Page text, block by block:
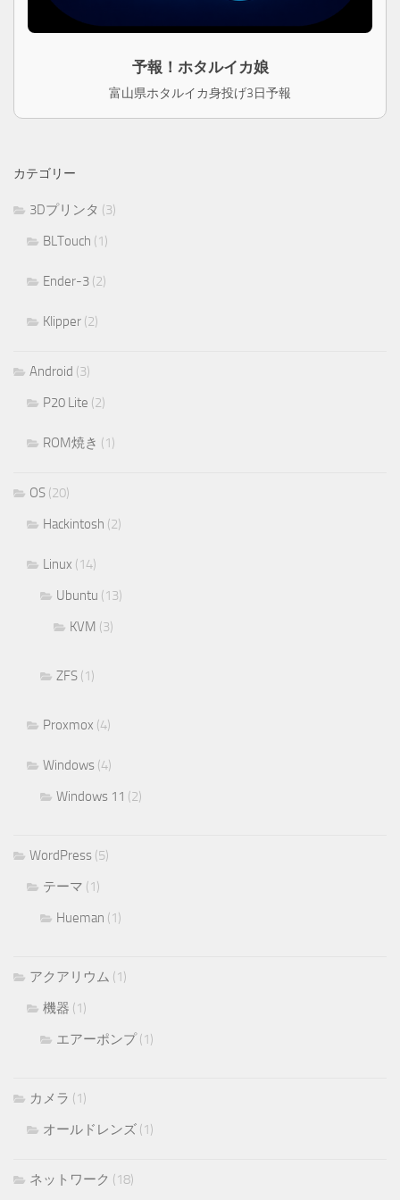
予報！ホタルイカ娘
富山県ホタルイカ身投げ3日予報
カテゴリー
3Dプリンタ (3)
BLTouch (1)
Ender-3 (2)
Klipper (2)
Android (3)
P20 Lite (2)
ROM焼き (1)
OS (20)
Hackintosh (2)
Linux (14)
Ubuntu (13)
KVM (3)
ZFS (1)
Proxmox (4)
Windows (4)
Windows 11 (2)
WordPress (5)
テーマ (1)
Hueman (1)
アクアリウム (1)
機器 (1)
エアーポンプ(1)
カメラ (1)
オールドレンズ (1)
ネットワーク (18)